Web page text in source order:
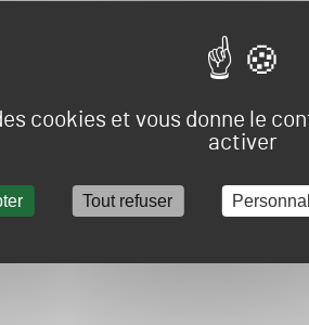
cookies et vous donne le
activer
Tout refuser
Redirection vers
POURSUIVRE VERS E-